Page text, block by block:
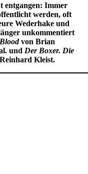
entgangen: Immer
werden, oft
Wederhake und
unkommentiert
von Brian
und Der Boxer. Die
Kleist.